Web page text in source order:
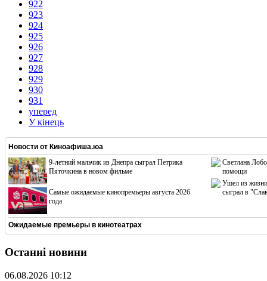
922
923
924
925
926
927
928
929
930
931
уперед
У кінець
Новости от Киноафиша.юа
9-летний мальчик из Днепра сыграл Петрика
Пяточкина в новом фильме
Cамые ожидаемые кинопремьеры августа 2026
года
Светлана
помощи
Ушел из жизни
сыграл в
Ожидаемые премьеры в кинотеатрах
Останні новини
06.08.2026 10:12